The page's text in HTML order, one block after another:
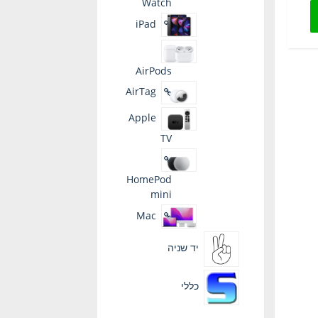
Watch
iPad
AirPods
AirTag
Apple
TV
HomePod
mini
Mac
יד שניה
כללי